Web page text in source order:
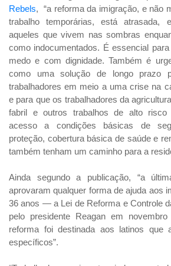
Rebels, “a reforma da imigração, e não
trabalho temporárias, está atrasada,
aqueles que vivem nas sombras
como indocumentados. É essencial
medo e com dignidade. Também é
como uma solução de longo prazo
trabalhadores em meio a uma crise na
e para que os trabalhadores da
fabril e outros trabalhos de alto risco
acesso a condições básicas de
proteção, cobertura básica de saúde e
também tenham um caminho para a
Ainda segundo a publicação, “a
aprovaram qualquer forma de ajuda aos
36 anos — a Lei de Reforma e Controle
pelo presidente Reagan em
reforma foi destinada aos latinos que
específicos”.